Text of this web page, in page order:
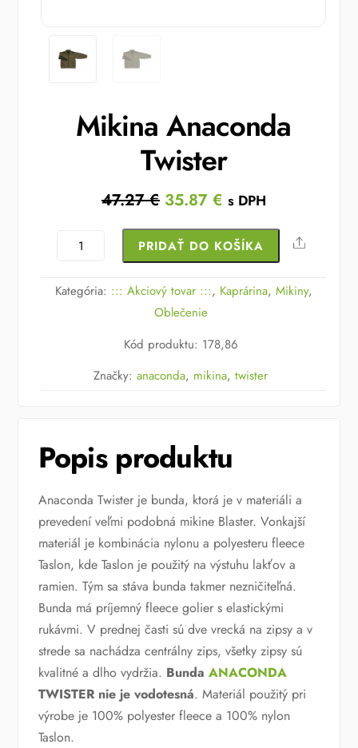
Mikina Anaconda
Twister
47.27€ Original
was:
47.27 €.
35.87 € Current
is:
35.87 €.
s DPH
množstvo
Anaconda
PRIDAŤ DO KOŠÍKA Share
Kategória: ::: Akciový tovar :::, Kaprárina, Mikiny,
Oblečenie
Kód produktu: 178,86
Značky:anaconda, mikina,twister
Popis produktu
Anaconda Twister je bunda, ktorá je v materiáli a
prevedení veľmi podobná mikine Blaster. Vonkajší
materiál je kombinácia nylonu a polyesteru fleece
Taslon, kde Taslon je použitý na výstuhu lakťov a
ramien. Tým sa stáva bunda takmer nezničiteľná.
Bunda má príjemný fleece golier s elastickými
rukávmi. V prednej časti sú dve vrecká na zipsy a v
strede sa nachádza centrálny zips, všetky zipsy sú
kvalitné a dlho vydržia. Bunda ANACONDA
TWISTER nie je vodotesná. Materiál použitý pri
výrobe je 100% polyester fleece a 100% nylon
Taslon.